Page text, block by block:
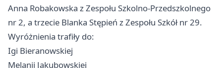
Anna Robakowska z Zespołu Szkolno-Przedszkolnego
nr 2, a trzecie Blanka Stępień z Zespołu Szkół nr 29.
Wyróżnienia trafiły do:
Igi Bieranowskiej
Melanii Jakubowskiej